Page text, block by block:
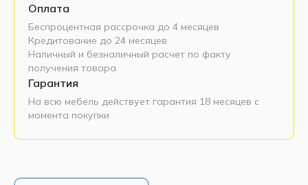
Оплата
Беспроцентная рассрочка до 4 месяцев
Кредитование до 24 месяцев
Наличный и безналичный расчет по факту
получения товара
Гарантия
На всю мебель действует гарантия 18 месяцев с
момента покупки